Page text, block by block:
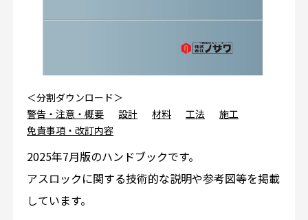
＜分割ダウンロード＞
警告・注意・概要
設計 材料 工法
施工
免責事項・改訂内容
2025年7月版のハンドブックです。
アスロックに関する技術的な説明や参考図等を掲載
しています。